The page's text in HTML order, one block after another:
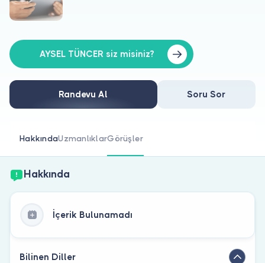
Hakkımızda
Doktorlar için
Doktor musunuz?
AYSEL TÜNCER siz misiniz?
Randevu Al Soru Sor
HakkındaUzmanlıklarGörüşler
Hakkında
İçerik Bulunamadı
Bilinen Diller